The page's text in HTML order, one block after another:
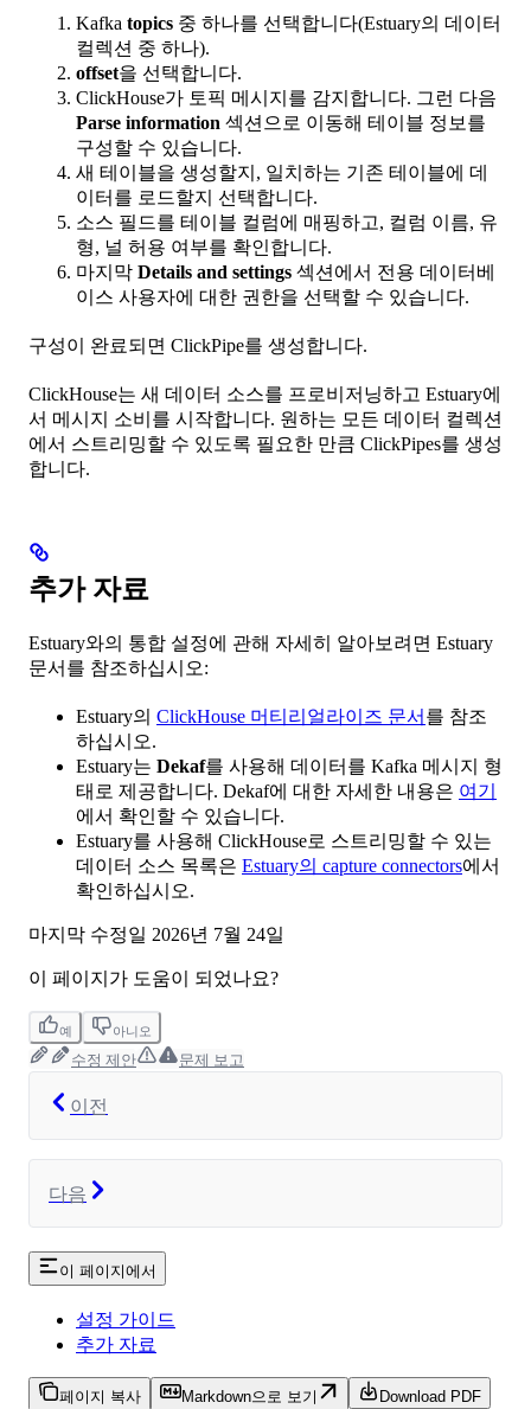
Kafka topics 중 하나를 선택합니다(Estuary의 데이터
컬렉션 중 하나).
offset을 선택합니다.
ClickHouse가 토픽 메시지를 감지합니다. 그런 다음
Parse information 섹션으로 이동해 테이블 정보를
구성할 수 있습니다.
새 테이블을 생성할지, 일치하는 기존 테이블에 데
이터를 로드할지 선택합니다.
소스 필드를 테이블 컬럼에 매핑하고, 컬럼 이름, 유
형, 널 허용 여부를 확인합니다.
마지막 Details and settings 섹션에서 전용 데이터베
이스 사용자에 대한 권한을 선택할 수 있습니다.
구성이 완료되면 ClickPipe를 생성합니다.
ClickHouse는 새 데이터 소스를 프로비저닝하고 Estuary에
서 메시지 소비를 시작합니다. 원하는 모든 데이터 컬렉션
에서 스트리밍할 수 있도록 필요한 만큼 ClickPipes를 생성
합니다.
추가 자료
Estuary와의 통합 설정에 관해 자세히 알아보려면 Estuary
문서를 참조하십시오:
Estuary의 ClickHouse 머티리얼라이즈 문서 를 참조
하십시오.
Estuary는 Dekaf를 사용해 데이터를 Kafka 메시지 형
태로 제공합니다. Dekaf에 대한 자세한 내용은 여기
에서 확인할 수 있습니다.
Estuary를 사용해 ClickHouse로 스트리밍할 수 있는
데이터 소스 목록은 Estuary의 capture connectors에서
확인하십시오.
마지막 수정일 2026년 7월 24일
이 페이지가 도움이 되었나요?
예 아니오
수정 제안 문제 보고
이전
다음
이 페이지에서
설정 가이드
추가 자료
페이지 복사 Markdown으로 보기 Download PDF